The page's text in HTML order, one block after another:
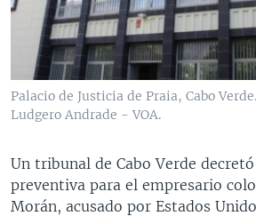
VENEZUELA
BRASIL
NICARAGUA
ECONOMÍA
ENTRETENIMIENTO Y CULTURA
TECNOLOGÍA
DEPORTES
MULTIMEDIA
VIDEOS
FOTOGRAFÍA
AUDIOS
PROGRAMAS TV
EL MUNDO AL DÍA
FORO INTERAMERICANO
PANORAMA
RADIO
AVANCE INFORMATIVO
ESTADOS UNIDOS AL DÍA
DIRECT
Learning English
Palacio de Justicia de Praia, Cabo
Ludgero Andrade - VOA.
Un tribunal de Cabo Verde
preventiva para el empresario
Morán, acusado por Estados